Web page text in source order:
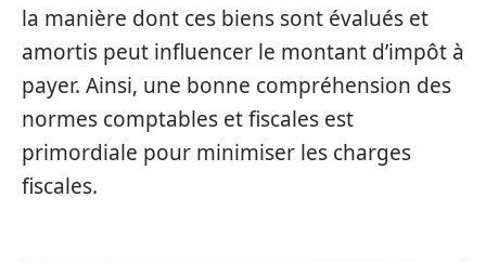
la manière dont ces biens sont évalués et
amortis peut influencer le montant d’impôt à
payer. Ainsi, une bonne compréhension des
normes comptables et fiscales est
primordiale pour minimiser les charges
fiscales.